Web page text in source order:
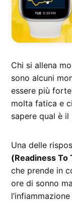
Chi si allena
sono alcuni
essere più
molta fatica e
sapere qual è
Una delle
(Readiness To
che prende in
ore di sonno